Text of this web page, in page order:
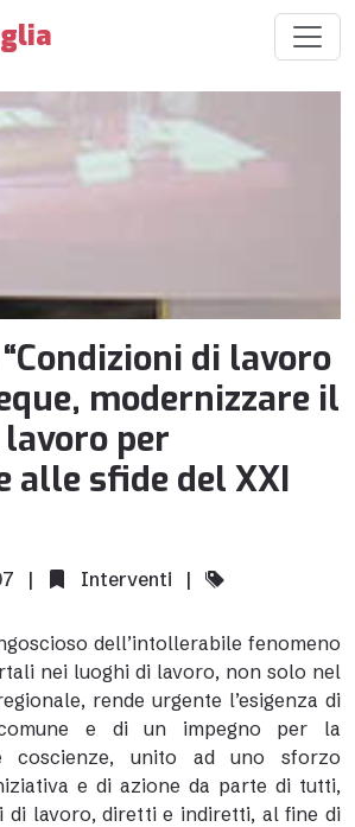
di lavoro
modernizzare il
per
alle sfide del XXI
| Interventi |
dell’intollerabile fenomeno
nei luoghi di lavoro, non solo nel
rende urgente l’esigenza di
e di un impegno per la
coscienze, unito ad uno sforzo
e di azione da parte di tutti,
di lavoro, diretti e indiretti, al fine di